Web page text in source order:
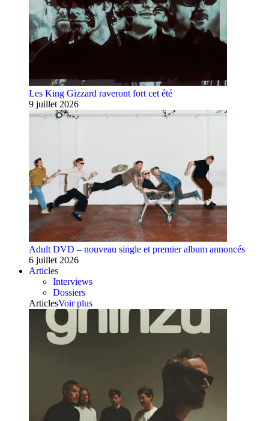
Les King Gizzard raveront fort cet été
9 juillet 2026
Adult DVD – nouveau single et premier album annoncés
6 juillet 2026
Articles
Interviews
Dossiers
ArticlesVoir plus